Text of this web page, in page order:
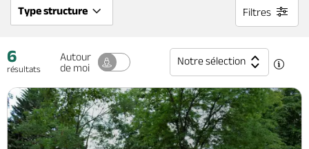
Dormir, manger
Séjours, cadeaux
Billetterie en ligne
Type structure Filtres
6
résultats
Autour
de moi
Notre sélection